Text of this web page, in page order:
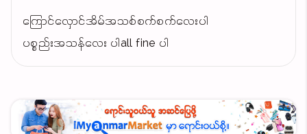
ကြောင်လှောင်အိမ်အသစ်စက်စက်လေးပါ
ပစ္စည်းအသန်လေး ပါall fine ပါ